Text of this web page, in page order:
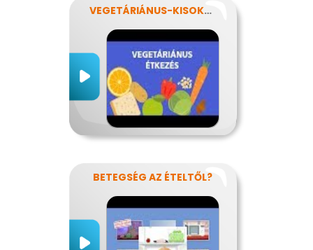
VEGETÁRIÁNUS-KISOKOS
BETEGSÉG AZ ÉTELTŐL?